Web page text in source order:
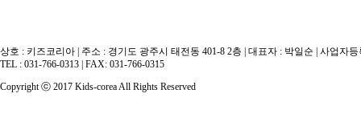
상호 : 키즈코리아 | 주소 : 경기도 광주시 태전동 401-8 2층 | 대표자 : 박일순 | 사업자등
TEL : 031-766-0313 | FAX: 031-766-0315
Copyright ⓒ 2017 Kids-corea All Rights Reserved